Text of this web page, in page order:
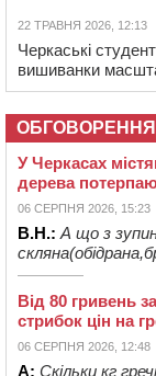
22 ТРАВНЯ 2026, 12:13
Черкаські
вишиванки
ОБГОВОРЕННЯ
У Черкасах
дерева
06 СЕРПНЯ 2026, 15:23
В.Н.: А що з
Від 80 гривень
стрибок цін на
06 СЕРПНЯ 2026, 12:48
А: Скільки кг